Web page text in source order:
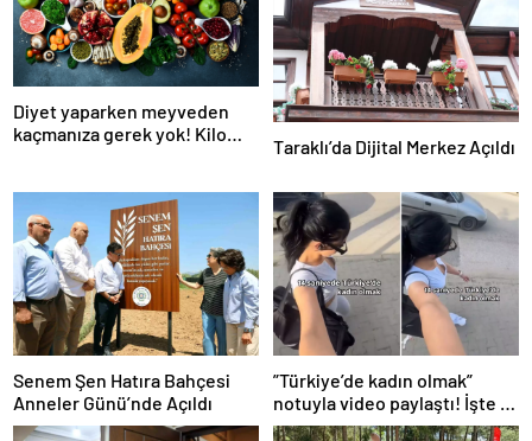
Diyet yaparken meyveden
kaçmanıza gerek yok! Kilo
Taraklı’da Dijital Merkez Açıldı
Senem Şen Hatıra Bahçesi
Anneler Günü’nde Açıldı
”Türkiye’de kadın olmak”
notuyla video paylaştı! İşte 14
saniyede yaşananlar